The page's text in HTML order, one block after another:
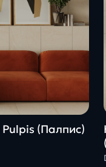
(Палпис)